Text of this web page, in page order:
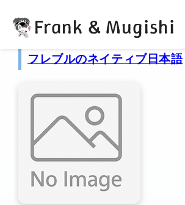
Frank & Mugishi
202506 の投稿一覧
フレブルのネイティブ日本語